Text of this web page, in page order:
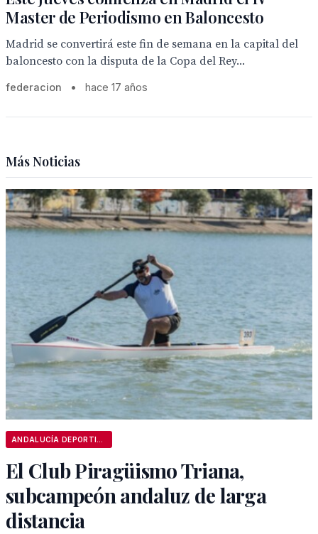
Master de Periodismo en Baloncesto
Madrid se convertirá este fin de semana en la capital del
baloncesto con la disputa de la Copa del Rey...
federacion • hace 17 años
Más Noticias
El Club Piragüismo Triana,
subcampeón andaluz de larga
distancia